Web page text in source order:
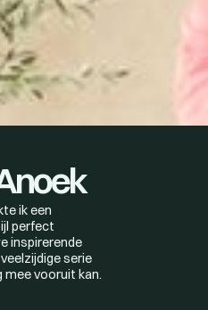
ik een
perfect
inspirerende
serie
mee vooruit kan.